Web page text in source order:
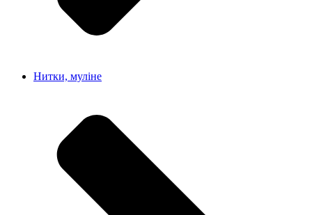
Нитки, муліне